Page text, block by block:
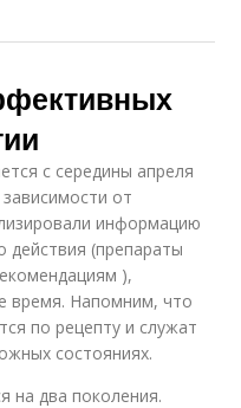
с середины апреля
от
информацию
действия (препараты
),
время. Напомним, что
по рецепту и служат
состояниях.
на два поколения.